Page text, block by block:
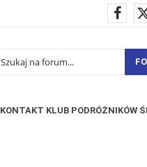
KONTAKT KLUB PODRÓŻNIKÓW